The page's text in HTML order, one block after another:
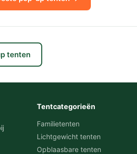
tenten
Tentcategorieën
Familietenten
Lichtgewicht tenten
Opblaasbare tenten